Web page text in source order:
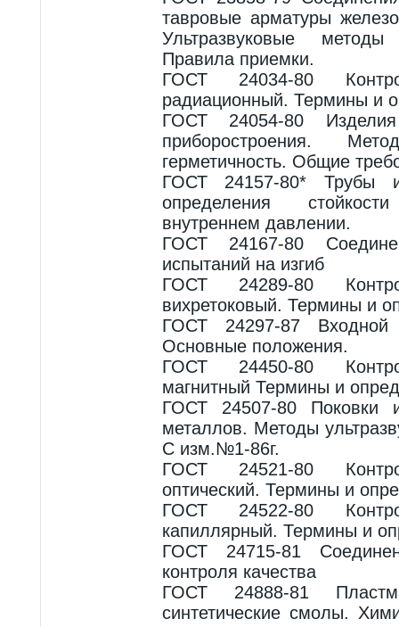
тавровые арматуры
Ультразвуковые
Правила приемки.
ГОСТ 24034-80
радиационный. Термины и
ГОСТ 24054-80
приборостроения.
герметичность. Общие
ГОСТ 24157-80* Трубы
определения
внутреннем давлении.
ГОСТ 24167-80
испытаний на изгиб
ГОСТ 24289-80
вихретоковый. Термины и
ГОСТ 24297-87 Входной
Основные положения.
ГОСТ 24450-80
магнитный Термины и
ГОСТ 24507-80 Поковки
металлов. Методы
С изм.№1-86г.
ГОСТ 24521-80
оптический. Термины и
ГОСТ 24522-80
капиллярный. Термины и
ГОСТ 24715-81
контроля качества
ГОСТ 24888-81
синтетические смолы.